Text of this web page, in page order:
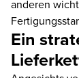
anderen
Ein